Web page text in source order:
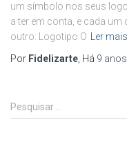
um símbolo nos seus
a ter em conta, e cada
outro: Logotipo O Ler
Por Fidelizarte, Há 9 anos
P
e
Pesquisar …